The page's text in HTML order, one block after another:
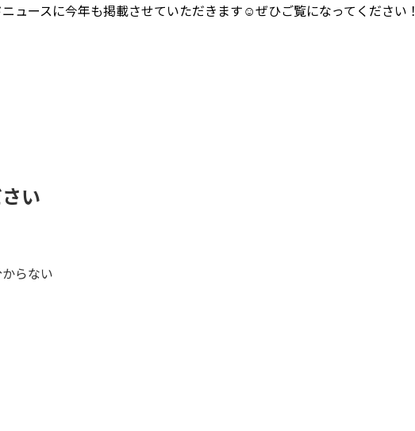
ュースに今年も掲載させていただきます☺️ぜひご覧になってください！
い
らない